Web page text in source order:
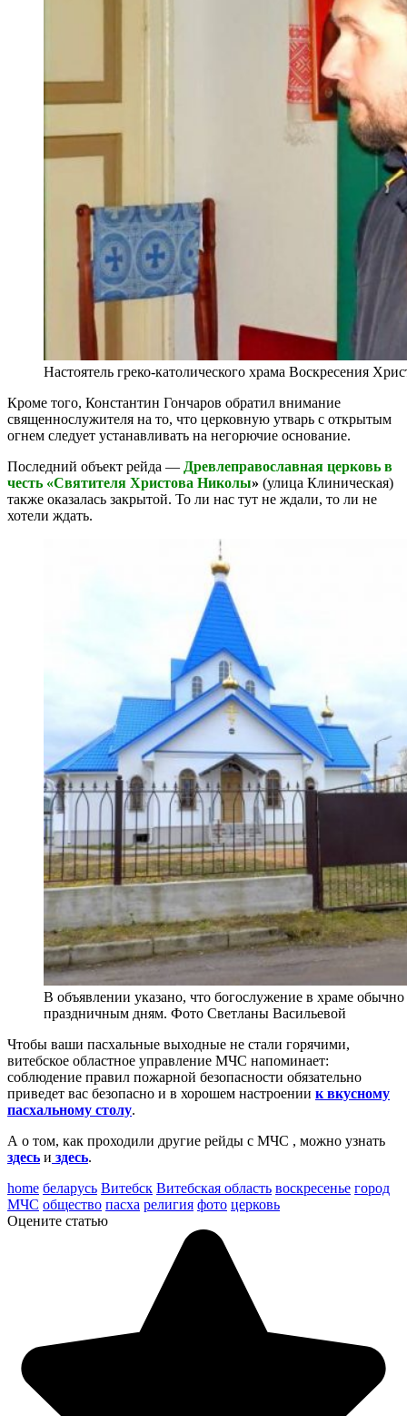
Настоятель греко-католического храма Воскресения
Кроме того, Константин Гончаров обратил внимание
священнослужителя на то, что церковную утварь с открытым
огнем следует устанавливать на негорючие основание.
Последний объект рейда — Древлеправославная церковь в
честь «Святителя Христова Николы» (улица Клиническая)
также оказалась закрытой. То ли нас тут не ждали, то ли не
хотели ждать.
В объявлении указано, что богослужение в храме
праздничным дням. Фото Светланы Васильевой
Чтобы ваши пасхальные выходные не стали горячими,
витебское областное управление МЧС напоминает:
соблюдение правил пожарной безопасности обязательно
приведет вас безопасно и в хорошем настроении к вкусному
пасхальному столу.
А о том, как проходили другие рейды с МЧС , можно узнать
здесь и здесь.
home беларусь Витебск Витебская область воскресенье город
МЧС общество пасха религия фото церковь
Оцените статью